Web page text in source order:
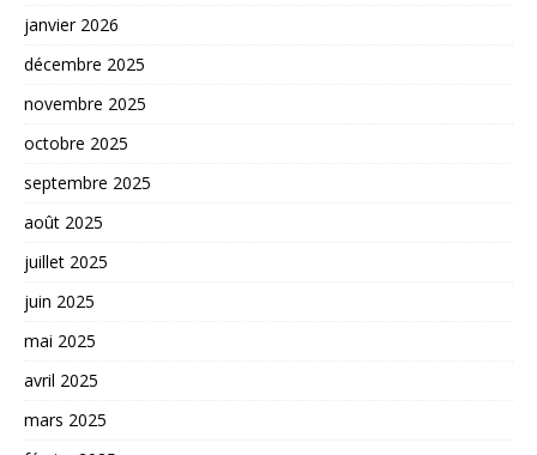
janvier 2026
décembre 2025
novembre 2025
octobre 2025
septembre 2025
août 2025
juillet 2025
juin 2025
mai 2025
avril 2025
mars 2025